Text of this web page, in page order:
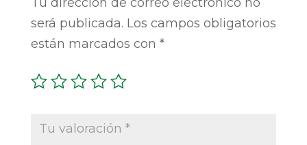
Tu dirección de correo electrónico no
será publicada. Los campos obligatorios
están marcados con *